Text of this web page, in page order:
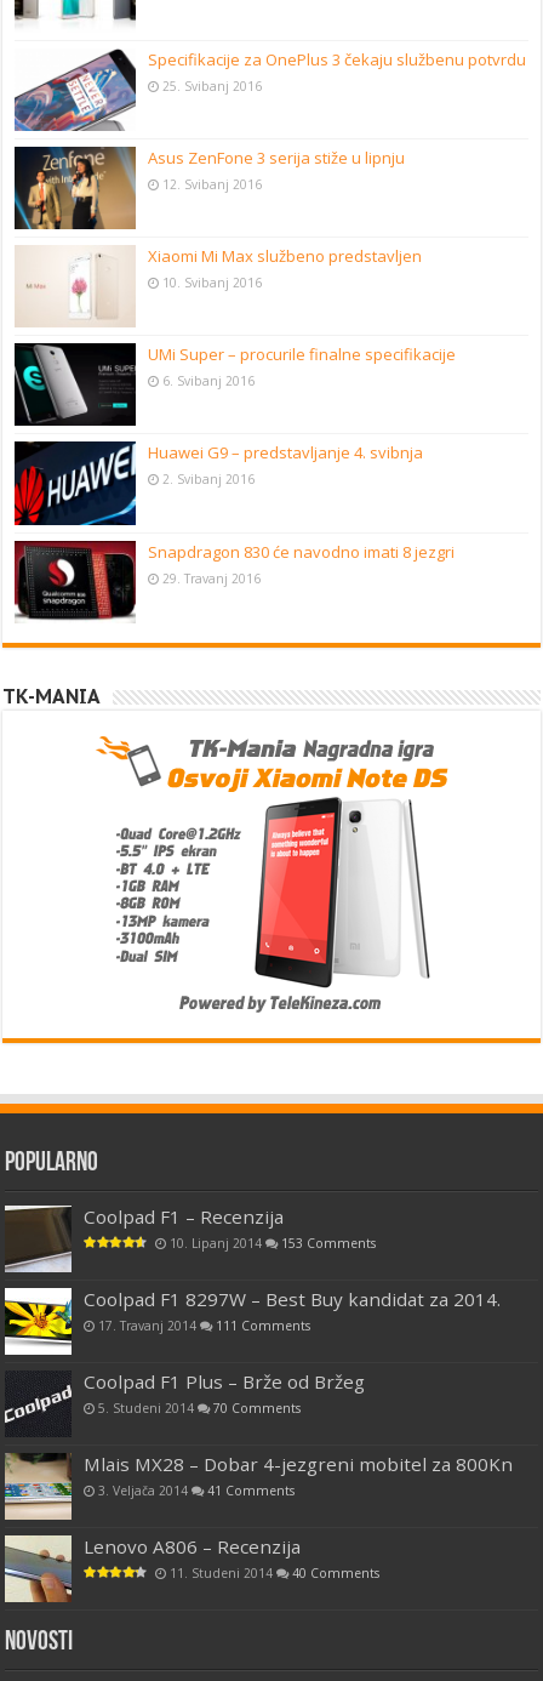
Specifikacije za OnePlus 3 čekaju službenu potvrdu
25. Svibanj 2016
Asus ZenFone 3 serija stiže u lipnju
12. Svibanj 2016
Xiaomi Mi Max službeno predstavljen
10. Svibanj 2016
UMi Super – procurile finalne specifikacije
6. Svibanj 2016
Huawei G9 – predstavljanje 4. svibnja
2. Svibanj 2016
Snapdragon 830 će navodno imati 8 jezgri
29. Travanj 2016
TK-MANIA
Popularno
Coolpad F1 – Recenzija
10. Lipanj 2014 153 Comments
Coolpad F1 8297W – Best Buy kandidat za 2014.
17. Travanj 2014 111 Comments
Coolpad F1 Plus – Brže od Bržeg
5. Studeni 2014 70 Comments
Mlais MX28 – Dobar 4-jezgreni mobitel za 800Kn
3. Veljača 2014 41 Comments
Lenovo A806 – Recenzija
11. Studeni 2014 40 Comments
Novosti